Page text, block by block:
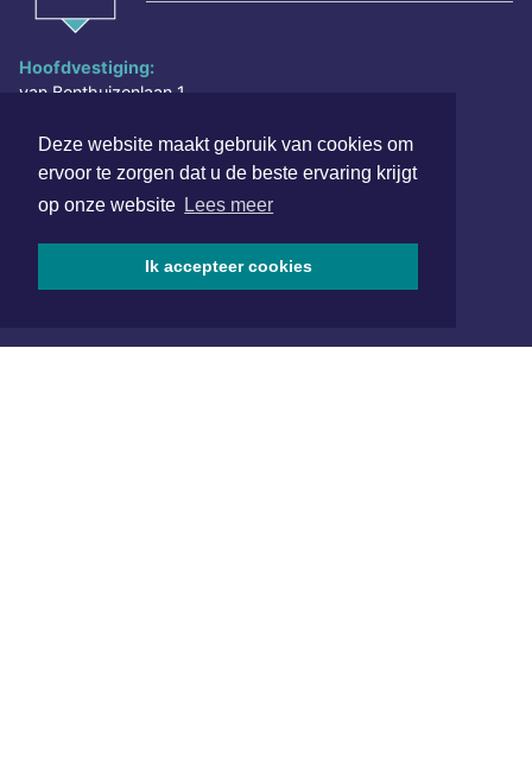
Deze website maakt gebruik van cookies om
ervoor te zorgen dat u de beste ervaring krijgt
op onze website Lees meer
Ik accepteer cookies
Hoofdvestiging:
van Benthuizenlaan 1
www.xyto.nl